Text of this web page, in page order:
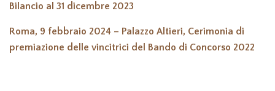
Bilancio al 31 dicembre 2023
Roma, 9 febbraio 2024 – Palazzo Altieri, Cerimonia di
premiazione delle vincitrici del Bando di Concorso 2022